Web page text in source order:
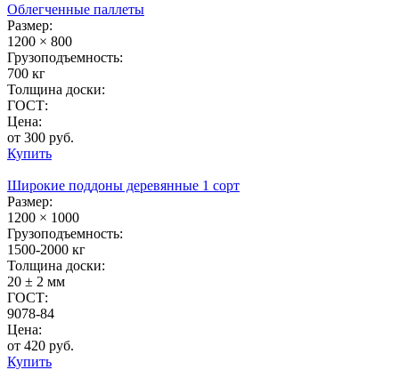
Облегченные паллеты
Размер:
1200 × 800
Грузоподъемность:
700 кг
Толщина доски:
ГОСТ:
Цена:
от 300 руб.
Купить
Широкие поддоны деревянные 1 сорт
Размер:
1200 × 1000
Грузоподъемность:
1500-2000 кг
Толщина доски:
20 ± 2 мм
ГОСТ:
9078-84
Цена:
от 420 руб.
Купить